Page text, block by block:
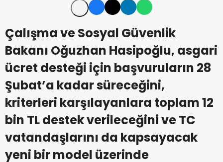
Çalışma ve Sosyal Güvenlik
Bakanı Oğuzhan Hasipoğlu, asgari
ücret desteği için başvuruların 28
Şubat’a kadar süreceğini,
kriterleri karşılayanlara toplam 12
bin TL destek verileceğini ve TC
vatandaşlarını da kapsayacak
yeni bir model üzerinde